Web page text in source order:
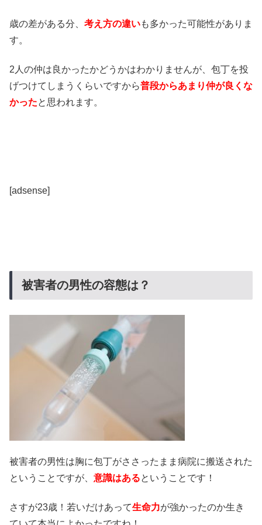
歳の差がある分、 考え方の違いも多かった可能性がありま
す。
2人の仲は良かったかどうかはわかりませんが、包丁を投
げつけてしまうくらいですから普段からあまり仲が良くな
かったと思われます。
[adsense]
被害者の男性の容態は？
被害者の男性は胸に包丁がささったまま病院に搬送された
ということですが、 意識はあるということです！
さすが23歳！若いだけあって生命力が強かったのか生き